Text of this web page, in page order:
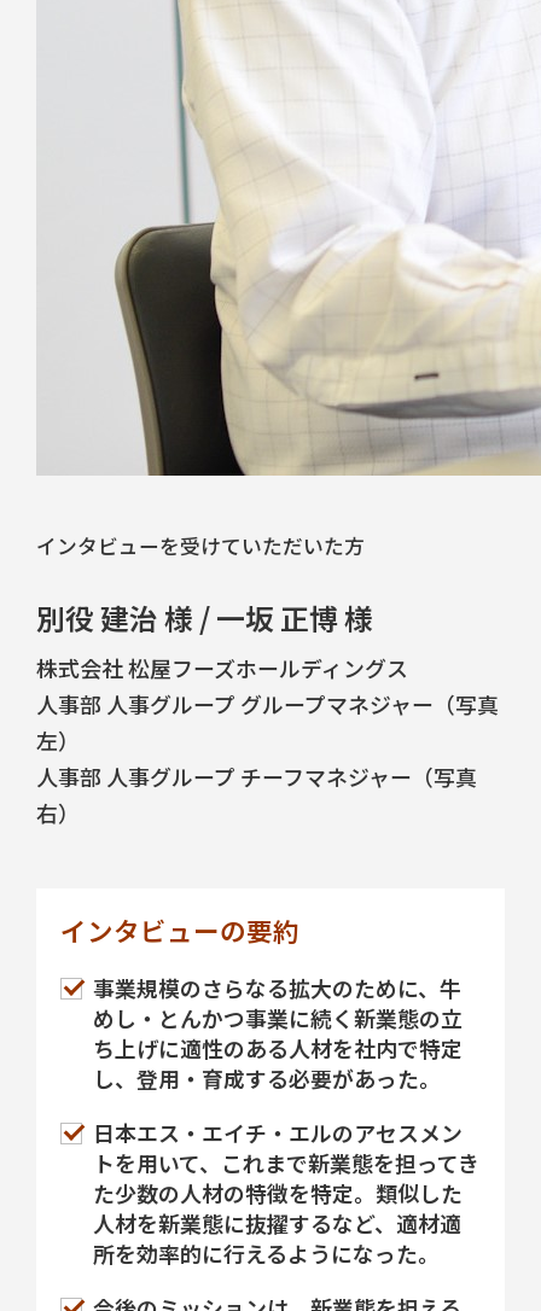
インタビューを受けていただいた方
別役 建治 様 / 一坂 正博 様
株式会社 松屋フーズホールディングス
人事部 人事グループ グループマネジャー（写真
左）
人事部 人事グループ チーフマネジャー（写真
右）
インタビューの要約
事業規模のさらなる拡大のために、牛
めし・とんかつ事業に続く新業態の立
ち上げに適性のある人材を社内で特定
し、登用・育成する必要があった。
日本エス・エイチ・エルのアセスメン
トを用いて、これまで新業態を担ってき
た少数の人材の特徴を特定。類似した
人材を新業態に抜擢するなど、適材適
所を効率的に行えるようになった。